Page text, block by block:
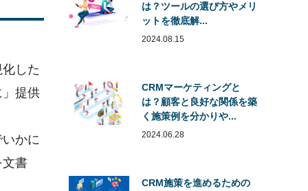
した
提供
かに
文書
は？ツールの選び方やメリ
ットを徹底解...
2024.08.15
CRMマーケティングと
は？顧客と良好な関係を築
く施策例を分かりや...
2024.06.28
CRM施策を進めるための